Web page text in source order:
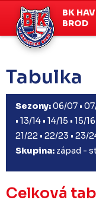
BK
BROD
Tabulka
Sezony:06/07 •
• 13/14 • 14/15 • 15/16
21/22 • 22/23 • 23/
Skupina: západ -
Celková